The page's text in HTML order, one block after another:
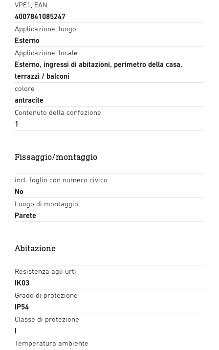
VPE1, EAN
4007841085247
Applicazione, luogo
Esterno
Applicazione, locale
Esterno, ingressi di abitazioni, perimetro della casa,
terrazzi / balconi
colore
antracite
Contenuto della confezione
1
Fissaggio/montaggio
incl. foglio con numero civico
No
Luogo di montaggio
Parete
Abitazione
Resistenza agli urti
IK03
Grado di protezione
IP54
Classe di protezione
I
Temperatura ambiente